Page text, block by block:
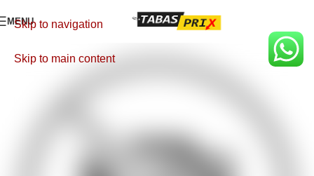
Skip to navigation
Skip to main content
MENU